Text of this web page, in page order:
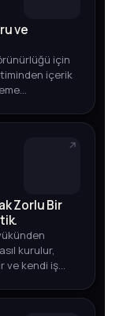
ve
için
içerik
Zorlu Bir
kurulur,
ve kendi iş